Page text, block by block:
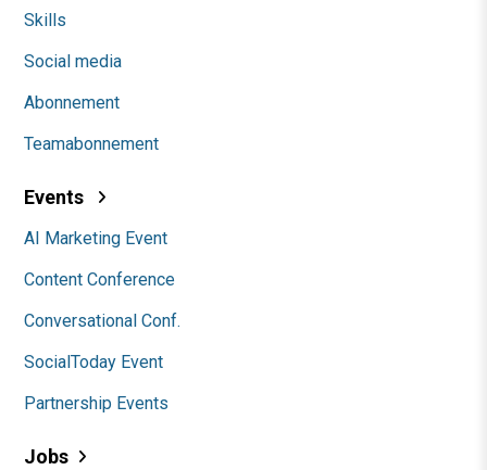
Skills
Social media
Abonnement
Teamabonnement
Events
AI Marketing Event
Content Conference
Conversational Conf.
SocialToday Event
Partnership Events
Jobs